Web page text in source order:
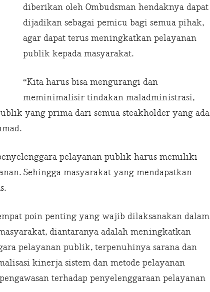
diberikan oleh Ombudsman hendaknya dapat
dijadikan sebagai pemicu bagi semua pihak,
agar dapat terus meningkatkan pelayanan
publik kepada masyarakat.
“Kita harus bisa mengurangi dan
meminimalisir tindakan maladministrasi,
yang prima dari semua steakholder yang ada
pelayanan publik harus memiliki
Sehingga masyarakat yang mendapatkan
poin penting yang wajib dilaksanakan dalam
diantaranya adalah meningkatkan
pelayanan publik, terpenuhinya sarana dan
kinerja sistem dan metode pelayanan
terhadap penyelenggaraan pelayanan